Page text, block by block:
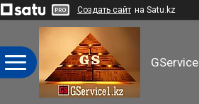
Создать сайт на Satu.kz
GService